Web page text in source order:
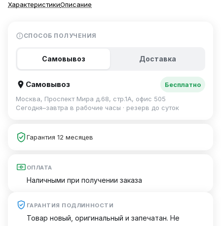
ХарактеристикиОписание
СПОСОБ ПОЛУЧЕНИЯ
Самовывоз Доставка
Самовывоз
Бесплатно
Москва, Проспект Мира д.68, стр.1А, офис 505
Сегодня–завтра в рабочие часы · резерв до суток
Гарантия 12 месяцев
ОПЛАТА
Наличными при получении заказа
ГАРАНТИЯ ПОДЛИННОСТИ
Товар новый, оригинальный и запечатан. Не